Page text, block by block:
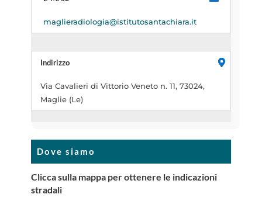
maglieradiologia@istitutosantachiara.it
Indirizzo
Via Cavalieri di Vittorio Veneto n. 11, 73024,
Maglie (Le)
Dove siamo
Clicca sulla mappa per ottenere le indicazioni
stradali